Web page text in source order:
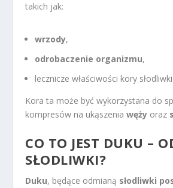
takich jak:
wrzody,
odrobaczenie organizmu,
lecznicze właściwości kory
Kora ta może być wykorzystana do
kompresów na ukąszeniawęży oraz
CO TO JEST DUKU –
SŁODLIWKI?
Duku, będące odmianą słodliwki